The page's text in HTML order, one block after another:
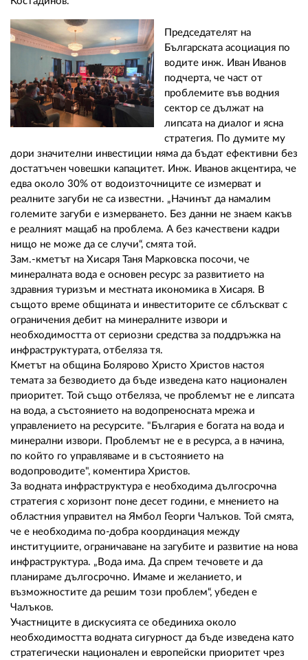
Председателят на
Българската асоциация по
водите инж. Иван Иванов
подчерта, че част от
проблемите във водния
сектор се дължат на
липсата на диалог и ясна
стратегия. По думите му
дори значителни инвестиции няма да бъдат ефективни без
достатъчен човешки капацитет. Инж. Иванов акцентира, че
едва около 30% от водоизточниците се измерват и
реалните загуби не са известни. „Начинът да намалим
големите загуби е измерването. Без данни не знаем какъв
е реалният мащаб на проблема. А без качествени кадри
нищо не може да се случи“, смята той.
Зам.-кметът на Хисаря Таня Марковска посочи, че
минералната вода е основен ресурс за развитието на
здравния туризъм и местната икономика в Хисаря. В
същото време общината и инвеститорите се сблъскват с
ограничения дебит на минералните извори и
необходимостта от сериозни средства за поддръжка на
инфраструктурата, отбеляза тя.
Кметът на община Болярово Христо Христов настоя
темата за безводието да бъде изведена като национален
приоритет. Той също отбеляза, че проблемът не е липсата
на вода, а състоянието на водопреносната мрежа и
управлението на ресурсите. "България е богата на вода и
минерални извори. Проблемът не е в ресурса, а в начина,
по който го управляваме и в състоянието на
водопроводите", коментира Христов.
За водната инфраструктура е необходима дългосрочна
стратегия с хоризонт поне десет години, е мнението на
областния управител на Ямбол Георги Чалъков. Той смята,
че е необходима по-добра координация между
институциите, ограничаване на загубите и развитие на нова
инфраструктура. „Вода има. Да спрем течовете и да
планираме дългосрочно. Имаме и желанието, и
възможностите да решим този проблем“, убеден е
Чалъков.
Участниците в дискусията се обединиха около
необходимостта водната сигурност да бъде изведена като
стратегически национален и европейски приоритет чрез